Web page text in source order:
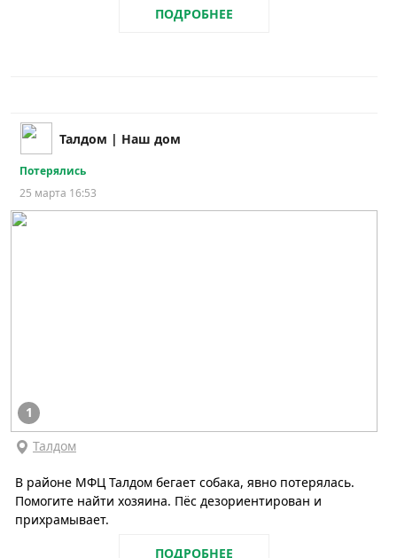
ПОДРОБНЕЕ
Талдом | Наш дом
Потерялись
25 марта 16:53
1
Талдом
В районе МФЦ Талдом бегает собака, явно потерялась.
Помогите найти хозяина. Пёс дезориентирован и
прихрамывает.
ПОДРОБНЕЕ